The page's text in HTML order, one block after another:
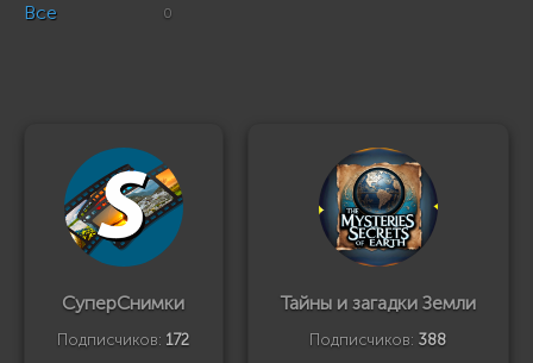
0
Все
СуперСнимки
Подписчиков: 172
Тайны и загадки Земли
Подписчиков: 388